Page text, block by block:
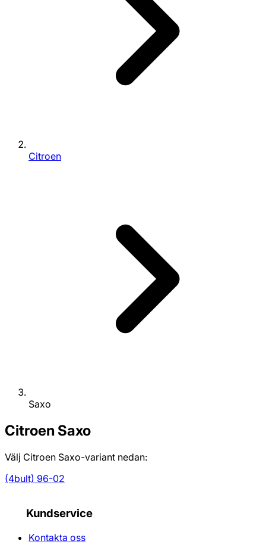
Citroen
Saxo
Citroen Saxo
Välj Citroen Saxo-variant nedan:
(4bult) 96-02
Kundservice
Kontakta oss